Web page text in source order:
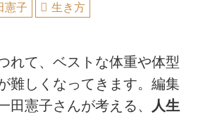
憲子 生き方
れて、ベストな体重や体型
難しくなってきます。編集
田憲子さんが考える、
人生